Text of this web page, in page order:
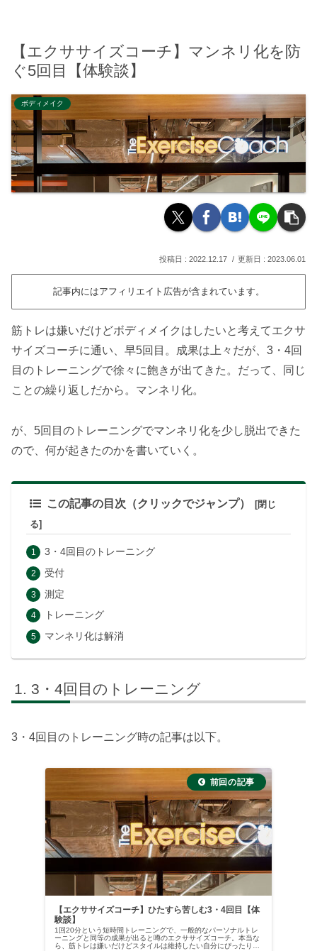
【エクササイズコーチ】マンネリ化を防
ぐ5回目【体験談】
ボディメイク
2022.12.17 2023.06.01
記事内にはアフィリエイト広告が含まれています。
筋トレは嫌いだけどボディメイクはしたいと考えてエクサ
サイズコーチに通い、早5回目。成果は上々だが、3・4回
目のトレーニングで徐々に飽きが出てきた。だって、同じ
ことの繰り返しだから。マンネリ化。
が、5回目のトレーニングでマンネリ化を少し脱出できた
ので、何が起きたのかを書いていく。
この記事の目次（クリックでジャンプ）
3・4回目のトレーニング
受付
測定
トレーニング
マンネリ化は解消
3・4回目のトレーニング
3・4回目のトレーニング時の記事は以下。
【エクササイズコーチ】ひたすら苦しむ3・4回目【体
験談】
1回20分という短時間トレーニングで、一般的なパーソナルトレ
ーニングと同等の成果が出ると噂のエクササイズコーチ。本当な
ら、筋トレは嫌いだけどスタイルは維持したい自分にぴったりだ